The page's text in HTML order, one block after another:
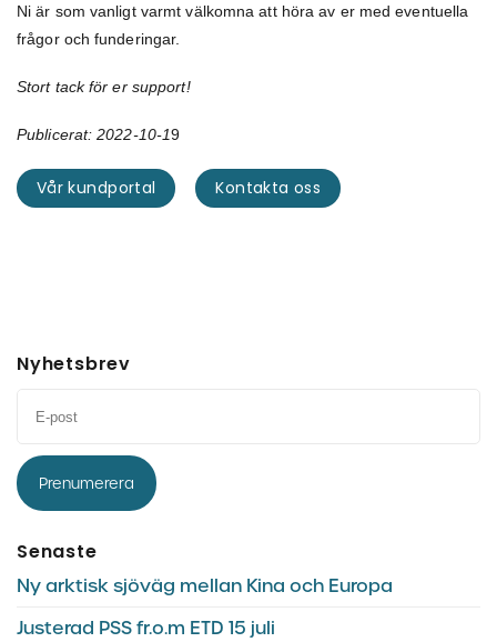
Ni är som vanligt varmt välkomna att höra av er med eventuella
frågor och funderingar.
Stort tack för er support!
Publicerat: 2022-10-19
Vår kundportal Kontakta oss
Nyhetsbrev
Prenumerera
Senaste
Ny arktisk sjöväg mellan Kina och Europa
Justerad PSS fr.o.m ETD 15 juli